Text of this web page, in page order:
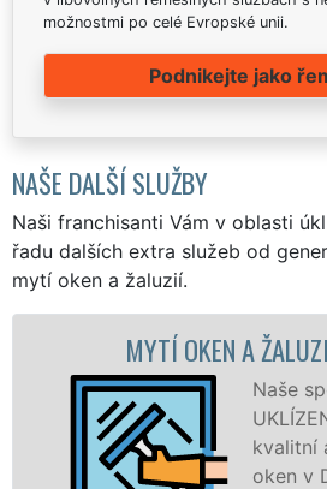
možnostmi po celé Evropské unii.
Podnikejte jako
NAŠE DALŠÍ SLUŽBY
Naši franchisanti Vám v oblasti
řadu dalších extra služeb od
mytí oken a žaluzií.
A ŽALUZIÍ DAŠICE
Naše společnost EXTRA
UKLÍZENÍ zajišťuje
kvalitní a levné mytí
oken v Dašicích, ale i